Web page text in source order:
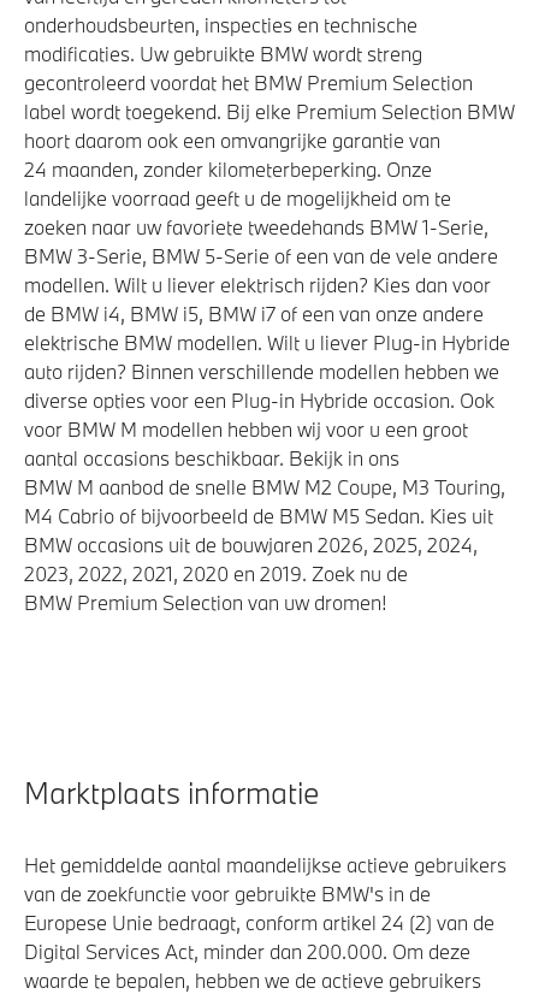
Veiligheid
Actieve Voetgangersbescherming
onderhoudsbeurten, inspecties en technische
modificaties. Uw gebruikte BMW wordt streng
gecontroleerd voordat het BMW Premium Selection
label wordt toegekend. Bij elke Premium Selection BMW
hoort daarom ook een omvangrijke garantie van
24 maanden, zonder kilometerbeperking. Onze
landelijke voorraad geeft u de mogelijkheid om te
zoeken naar uw favoriete tweedehands BMW 1-Serie,
BMW 3-Serie, BMW 5-Serie of een van de vele andere
modellen. Wilt u liever elektrisch rijden? Kies dan voor
de BMW i4, BMW i5, BMW i7 of een van onze andere
elektrische BMW modellen. Wilt u liever Plug-in Hybride
auto rijden? Binnen verschillende modellen hebben we
diverse opties voor een Plug-in Hybride occasion. Ook
voor BMW M modellen hebben wij voor u een groot
aantal occasions beschikbaar. Bekijk in ons
BMW M aanbod de snelle BMW M2 Coupe, M3 Touring,
M4 Cabrio of bijvoorbeeld de BMW M5 Sedan. Kies uit
BMW occasions uit de bouwjaren 2026, 2025, 2024,
2023, 2022, 2021, 2020 en 2019. Zoek nu de
BMW Premium Selection van uw dromen!
Marktplaats informatie
Het gemiddelde aantal maandelijkse actieve gebruikers
van de zoekfunctie voor gebruikte BMW's in de
Europese Unie bedraagt, conform artikel 24 (2) van de
Digital Services Act, minder dan 200.000. Om deze
waarde te bepalen, hebben we de actieve gebruikers